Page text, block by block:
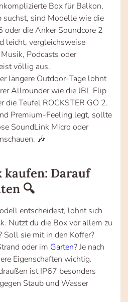
Box für Balkon,
suchst, sind Modelle wie die
oder die Anker Soundcore 2
leicht, vergleichsweise
Podcasts oder
völlig aus.
längere Outdoor-Tage lohnt
Allrounder wie die JBL Flip
die Teufel ROCKSTER GO 2.
Premium-Feeling legt, sollte
SoundLink Micro oder
🎶
Darauf
🔍
entscheidest, lohnt sich
Nutzt du die Box vor allem zu
Soll sie mit in den Koffer?
oder im Garten? Je nach
Eigenschaften wichtig.
ist IP67 besonders
Staub und Wasser